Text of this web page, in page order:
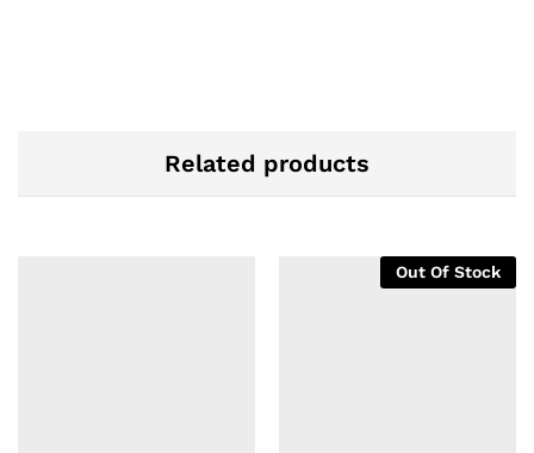
Related products
Out Of Stock